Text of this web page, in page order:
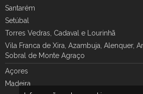
Santarém
Setúbal
Torres Vedras, Cadaval e Lourinhã
Vila Franca de Xira, Azambuja, Alenquer,
Sobral de Monte Agraço
Açores
Madeira